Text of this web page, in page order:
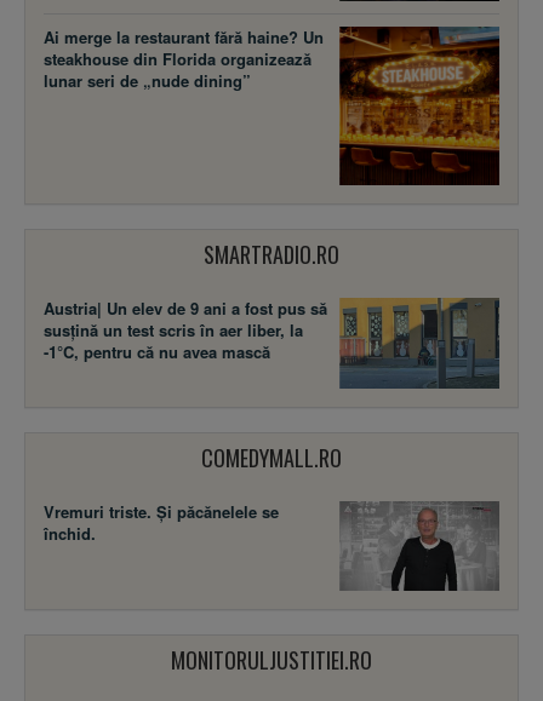
Ai merge la restaurant fără haine? Un
steakhouse din Florida organizează
lunar seri de „nude dining”
SMARTRADIO.RO
Austria| Un elev de 9 ani a fost pus să
susţină un test scris în aer liber, la
-1°C, pentru că nu avea mască
COMEDYMALL.RO
Vremuri triste. Şi păcănelele se
închid.
MONITORULJUSTITIEI.RO